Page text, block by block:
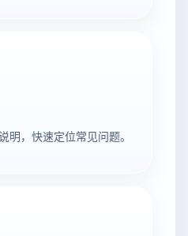
明，快速定位常见问题。